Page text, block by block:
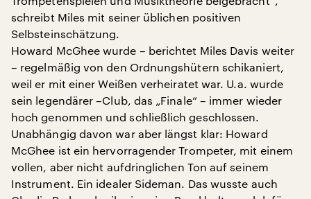
schreibt Miles mit seiner üblichen positiven
Selbsteinschätzung.
Howard McGhee wurde – berichtet Miles Davis weiter
– regelmäßig von den Ordnungshütern schikaniert,
weil er mit einer Weißen verheiratet war. U.a. wurde
sein legendärer –Club, das „Finale“ – immer wieder
hoch genommen und schließlich geschlossen.
Unabhängig davon war aber längst klar: Howard
McGhee ist ein hervorragender Trompeter, mit einem
vollen, aber nicht aufdringlichen Ton auf seinem
Instrument. Ein idealer Sideman. Das wusste auch